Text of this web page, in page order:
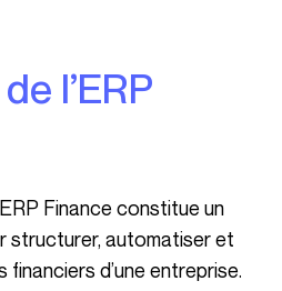
structurer, automatiser et
d’une entreprise.